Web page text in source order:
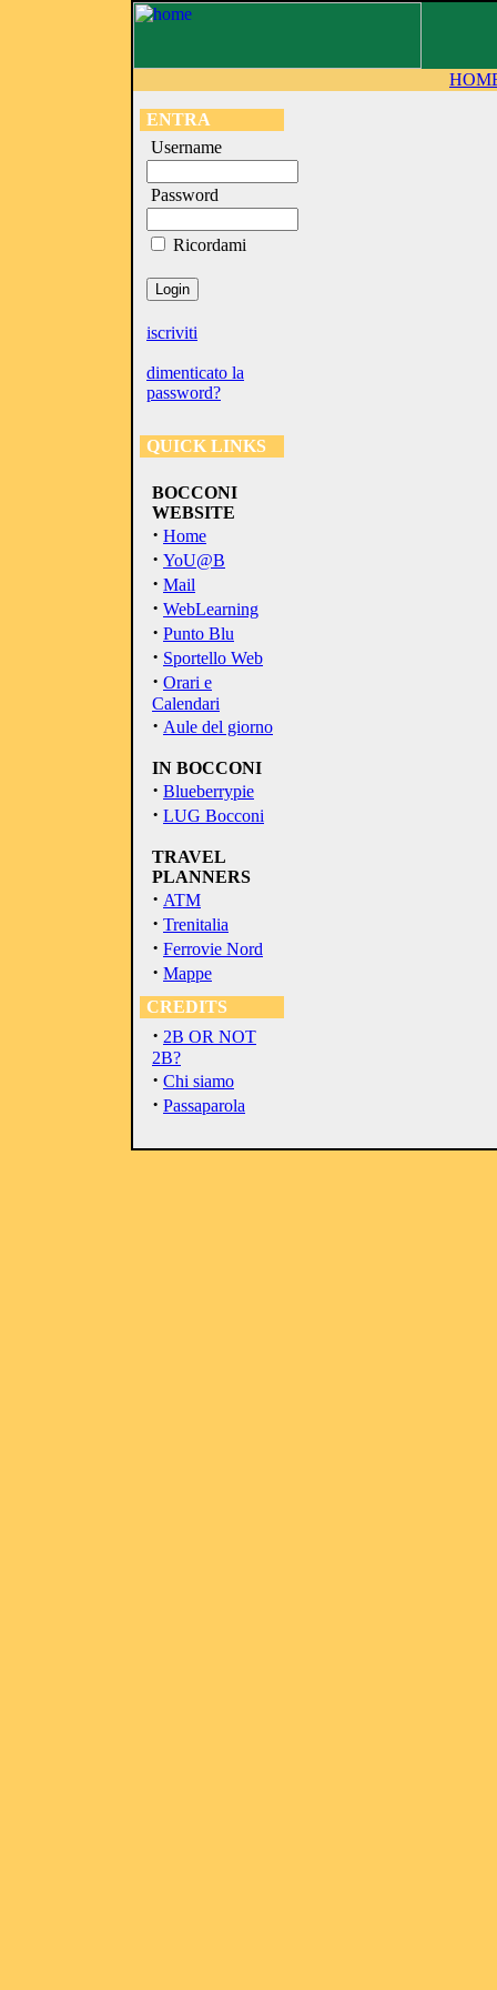
ENTRA
Username
Password
Ricordami
iscriviti
dimenticato la
password?
QUICK LINKS
BOCCONI
WEBSITE
· Home
· YoU@B
· Mail
· WebLearning
· Punto Blu
· Sportello Web
· Orari e
Calendari
· Aule del giorno
IN BOCCONI
· Blueberrypie
· LUG Bocconi
TRAVEL
PLANNERS
· ATM
· Trenitalia
· Ferrovie Nord
· Mappe
CREDITS
· 2B OR NOT
2B?
· Chi siamo
· Passaparola